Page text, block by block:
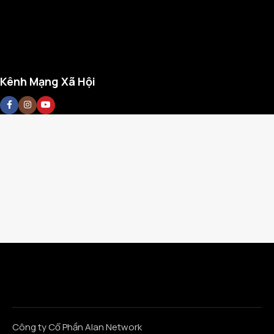
Kênh Mạng Xã Hội
Công ty Cổ Phần Alan Network